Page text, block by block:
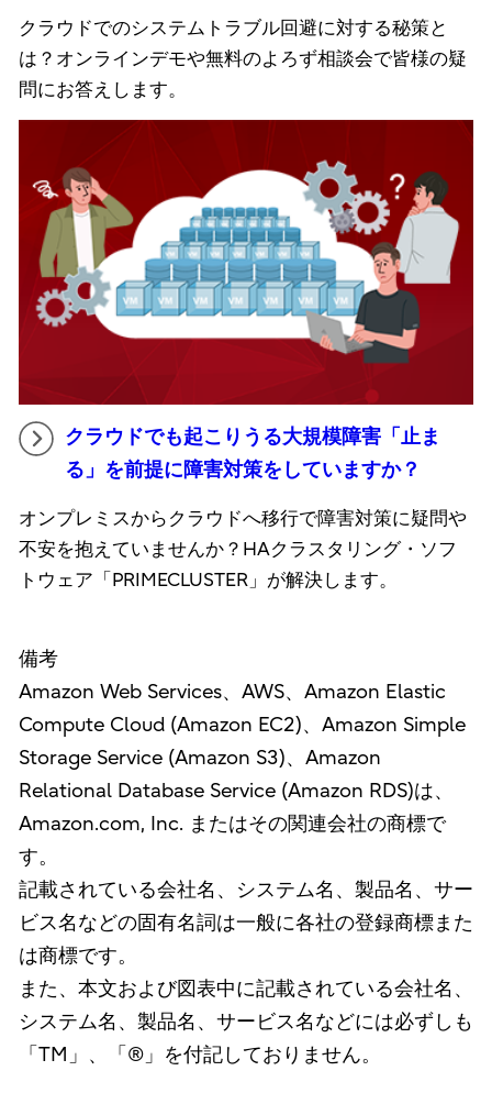
クラウドでのシステムトラブル回避に対する秘策と
は？オンラインデモや無料のよろず相談会で皆様の疑
問にお答えします。
クラウドでも起こりうる大規模障害「止ま
る」を前提に障害対策をしていますか？
オンプレミスからクラウドへ移行で障害対策に疑問や
不安を抱えていませんか？HAクラスタリング・ソフ
トウェア「PRIMECLUSTER」が解決します。
備考
Amazon Web Services、AWS、Amazon Elastic
Compute Cloud (Amazon EC2)、Amazon Simple
Storage Service (Amazon S3)、Amazon
Relational Database Service (Amazon RDS)は、
Amazon.com, Inc. またはその関連会社の商標で
す。
記載されている会社名、システム名、製品名、サー
ビス名などの固有名詞は一般に各社の登録商標また
は商標です。
また、本文および図表中に記載されている会社名、
システム名、製品名、サービス名などには必ずしも
「TM」、「®」を付記しておりません。